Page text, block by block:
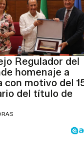
Regulador del
homenaje a
con motivo del
del título de